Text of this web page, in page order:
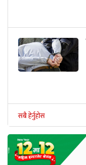
सबै हेर्नुहोस